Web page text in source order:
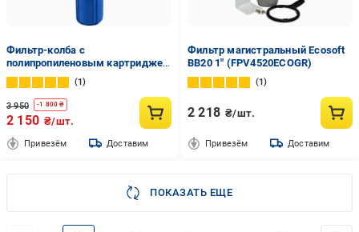
Фильтр-колба с
полипропиленовым картриджем
Bio+ systems SL20-BB Big Blue
20"/1" (23885963)
1
3 950 -1 800 ₴
2 150 ₴/шт.
Привезём Доставим
Фильтр магистральный Ecosoft
BB20 1" (FPV4520ECOGR)
1
2 218 ₴/шт.
Привезём Доставим
ПОКАЗАТЬ ЕЩЕ